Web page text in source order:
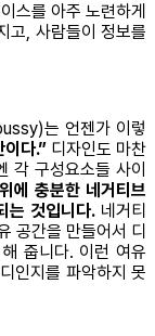
스를 아주 노련하게
고, 사람들이 정보를
는 언젠가 이렇
다.” 디자인도 마찬
각 구성요소들 사이
에 충분한 네거티브
는 것입니다.네거티
공간을 만들어서 디
줍니다. 이런 여유
인지를 파악하지 못